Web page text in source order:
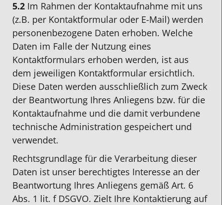
5.2 Im Rahmen der Kontaktaufnahme mit uns
(z.B. per Kontaktformular oder E-Mail) werden
personenbezogene Daten erhoben. Welche
Daten im Falle der Nutzung eines
Kontaktformulars erhoben werden, ist aus
dem jeweiligen Kontaktformular ersichtlich.
Diese Daten werden ausschließlich zum Zweck
der Beantwortung Ihres Anliegens bzw. für die
Kontaktaufnahme und die damit verbundene
technische Administration gespeichert und
verwendet.
Rechtsgrundlage für die Verarbeitung dieser
Daten ist unser berechtigtes Interesse an der
Beantwortung Ihres Anliegens gemäß Art. 6
Abs. 1 lit. f DSGVO. Zielt Ihre Kontaktierung auf